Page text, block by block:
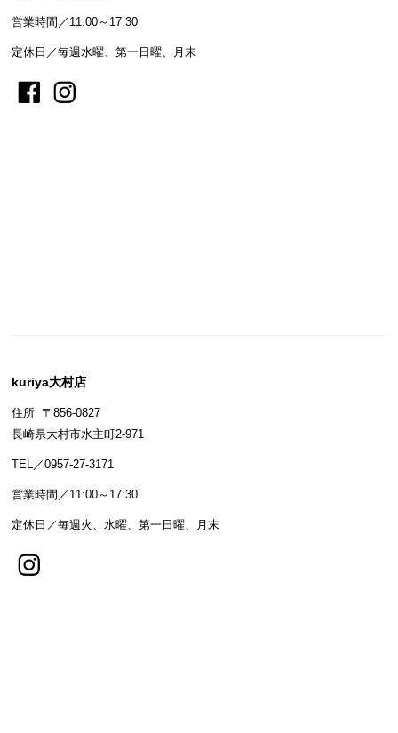
営業時間／11:00～17:30
定休日／毎週水曜、第一日曜、月末
kuriya大村店
住所 〒856-0827
長崎県大村市水主町2-971
TEL／0957-27-3171
営業時間／11:00～17:30
定休日／毎週火、水曜、第一日曜、月末